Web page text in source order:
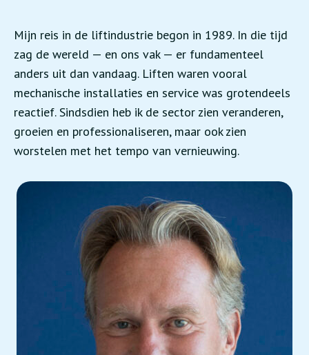
Mijn reis in de liftindustrie begon in 1989. In die tijd
zag de wereld — en ons vak — er fundamenteel
anders uit dan vandaag. Liften waren vooral
mechanische installaties en service was grotendeels
reactief. Sindsdien heb ik de sector zien veranderen,
groeien en professionaliseren, maar ook zien
worstelen met het tempo van vernieuwing.